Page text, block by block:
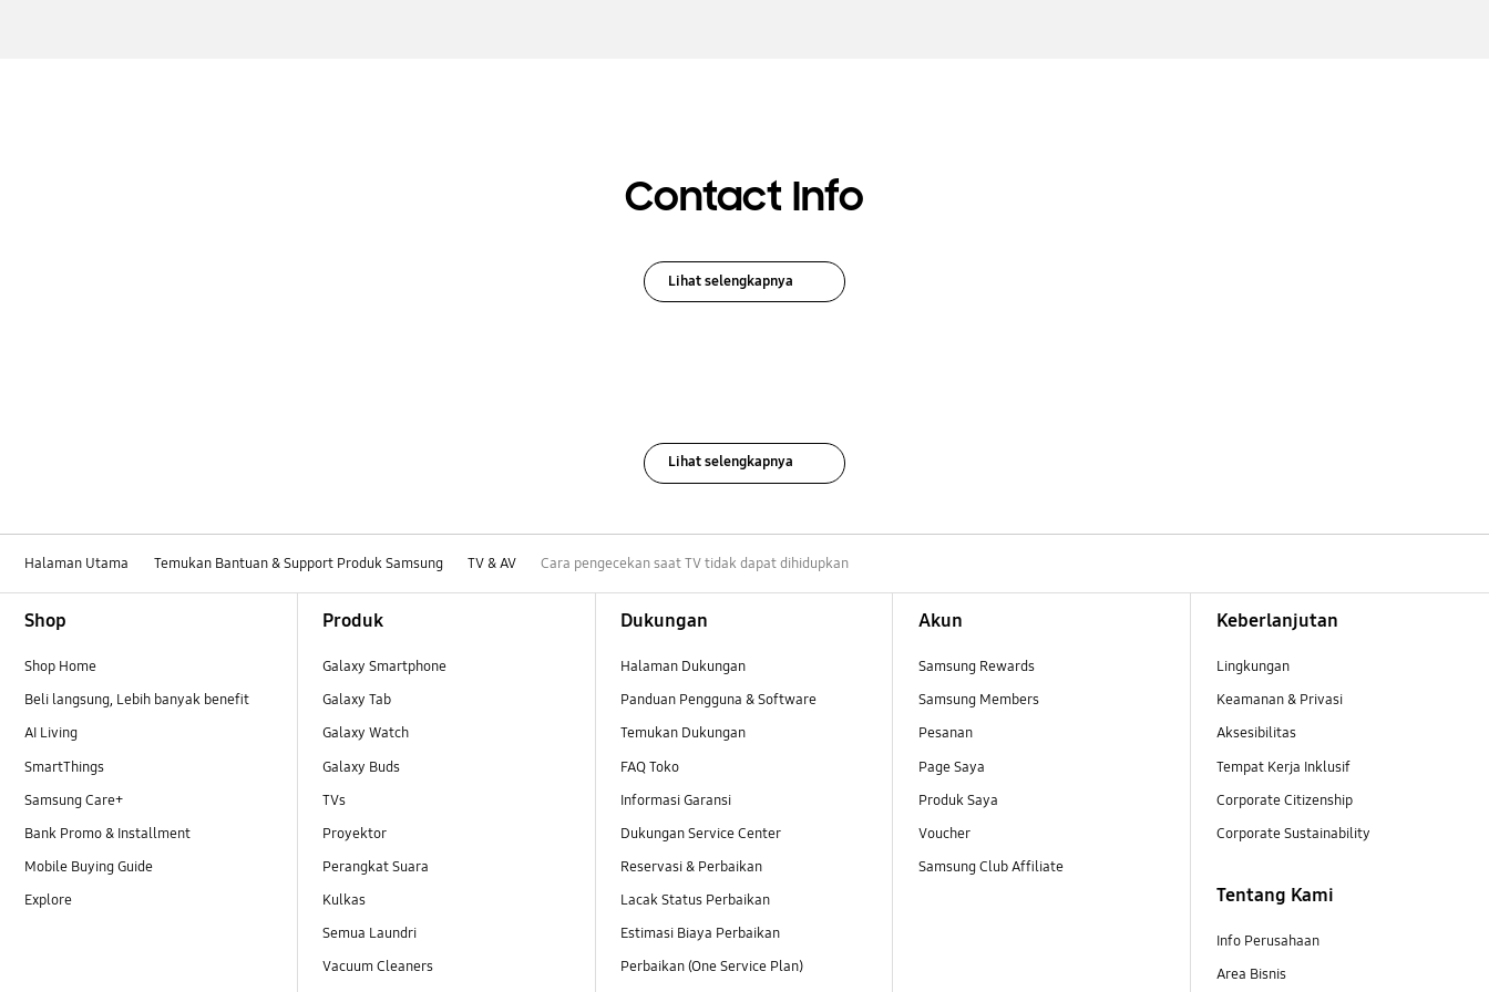
Contact Info
Lihat selengkapnya
Lihat selengkapnya
Halaman Utama Temukan Bantuan & Support Produk Samsung TV & AV Cara pengecekan saat TV tidak dapat dihidupkan
Shop
Shop Home
Beli langsung, Lebih banyak benefit
AI Living
SmartThings
Samsung Care+
Bank Promo & Installment
Mobile Buying Guide
Explore
Produk
Galaxy Smartphone
Galaxy Tab
Galaxy Watch
Galaxy Buds
TVs
Proyektor
Perangkat Suara
Kulkas
Semua Laundri
Vacuum Cleaners
Dukungan
Halaman Dukungan
Panduan Pengguna & Software
Temukan Dukungan
FAQ Toko
Informasi Garansi
Dukungan Service Center
Reservasi & Perbaikan
Lacak Status Perbaikan
Estimasi Biaya Perbaikan
Perbaikan (One Service Plan)
Akun
Samsung Rewards
Samsung Members
Pesanan
Page Saya
Produk Saya
Voucher
Samsung Club Affiliate
Keberlanjutan
Lingkungan
Keamanan & Privasi
Aksesibilitas
Tempat Kerja Inklusif
Corporate Citizenship
Corporate Sustainability
Tentang Kami
Info Perusahaan
Area Bisnis